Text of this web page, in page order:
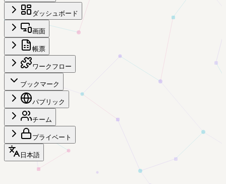
ダッシュボード
画面
帳票
ワークフロー
ブックマーク
パブリック
チーム
プライベート
日本語